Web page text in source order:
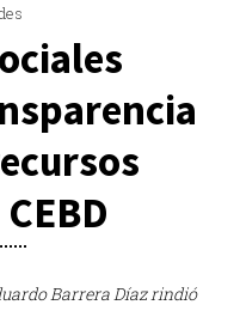
Barrera Díaz rindió